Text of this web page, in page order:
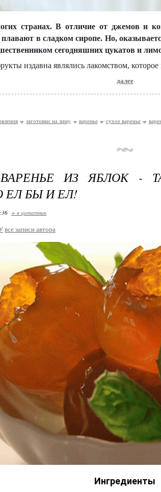
странах. В отличие от джемов и
в сладком сиропе. Но,
сегодняшних цукатов и
издавна являлись лакомством, которое
далее
заготовки на зиму варенье сухое варенье
ВАРЕНЬЕ ИЗ ЯБЛОК -
ЕЛ БЫ И ЕЛ!
+ в цитатник
все записи автора
Ингредиенты